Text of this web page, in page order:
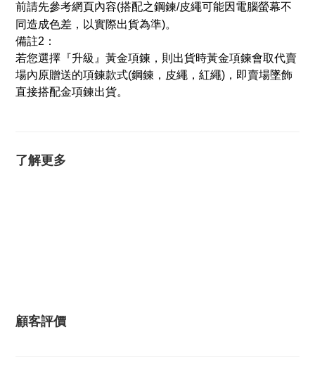
前請先參考網頁內容(搭配之鋼鍊/皮繩可能因電腦螢幕不
同造成色差，以實際出貨為準)。
備註2：
若您選擇『升級』黃金項鍊，則出貨時黃金項鍊會取代賣
場內原贈送的項鍊款式(鋼鍊，皮繩，紅繩)，即賣場墜飾
直接搭配金項鍊出貨。
了解更多
顧客評價